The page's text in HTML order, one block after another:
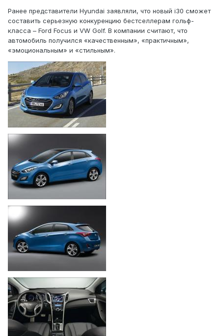
Ранее представители Hyundai заявляли, что новый i30 сможет
составить серьезную конкуренцию бестселлерам гольф-
класса – Ford Focus и VW Golf. В компании считают, что
автомобиль получился «качественным», «практичным»,
«эмоциональным» и «стильным».